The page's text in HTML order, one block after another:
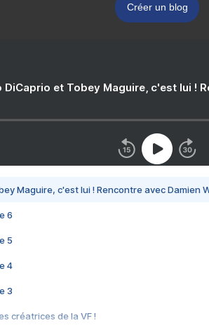
Créer un blog
DiCaprio et Tobey Maguire, c'est lui !
Maguire, c'est lui ! Rencontre avec Damien
6
5
4
3
créatrices de la VF !